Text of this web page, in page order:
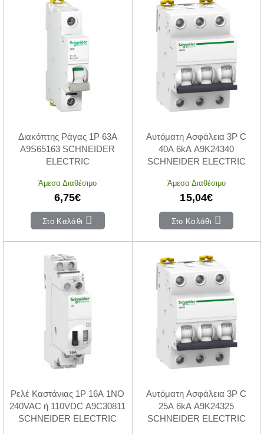
Διακόπτης Ράγας 1P 63A
A9S65163 SCHNEIDER
ELECTRIC
Άμεσα Διαθέσιμο
6,75€
Στο Καλάθι
Αυτόματη Ασφάλεια 3P C
40A 6kA A9K24340
SCHNEIDER ELECTRIC
Άμεσα Διαθέσιμο
15,04€
Στο Καλάθι
Ρελέ Καστάνιας 1P 16A 1NΟ
240VAC ή 110VDC A9C30811
SCHNEIDER ELECTRIC
Αυτόματη Ασφάλεια 3P C
25A 6kA A9K24325
SCHNEIDER ELECTRIC